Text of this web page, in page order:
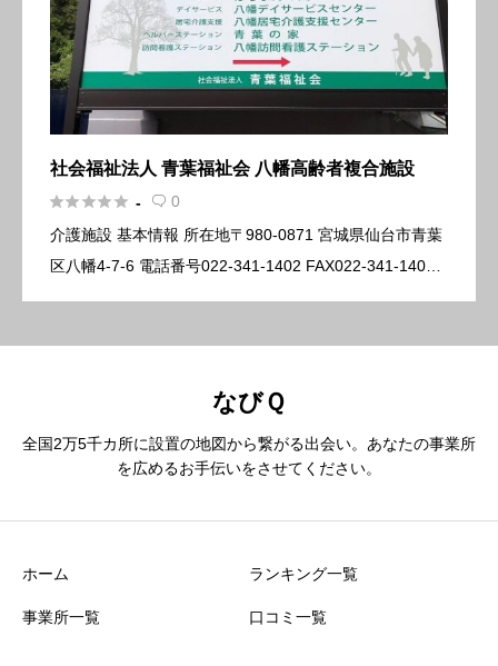
社会福祉法人 青葉福祉会 八幡高齢者複合施設
 -  0
介護施設 基本情報 所在地〒980-0871 宮城県仙台市青葉
区八幡4-7-6 電話番号022-341-1402 FAX022-341-1409
なびＱ
全国2万5千カ所に設置の地図から繋がる出会い。あなたの事業所
を広めるお手伝いをさせてください。
ホーム
事業所一覧
ランキング一覧
口コミ一覧